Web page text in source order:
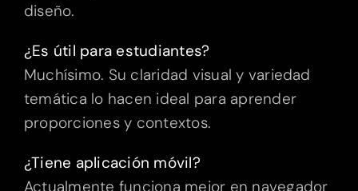
diseño.
¿Es útil para estudiantes?
Muchísimo. Su claridad visual y variedad
temática lo hacen ideal para aprender
proporciones y contextos.
¿Tiene aplicación móvil?
Actualmente funciona mejor en navegador